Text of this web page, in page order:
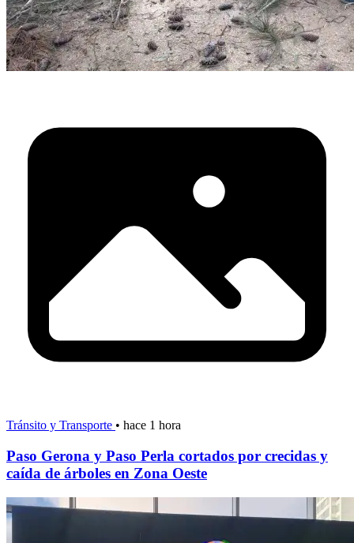
Tránsito y Transporte • hace 1 hora
Paso Gerona y Paso Perla cortados por crecidas y
caída de árboles en Zona Oeste